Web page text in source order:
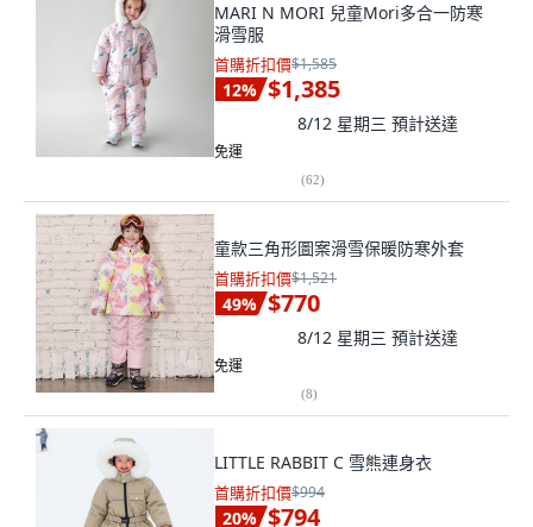
MARI N MORI 兒童Mori多合一防寒
滑雪服
首購折扣價$1,585
12% $1,385
8/12 星期三 預計送達
免運
(62)
童款三角形圖案滑雪保暖防寒外套
首購折扣價$1,521
49% $770
8/12 星期三 預計送達
免運
(8)
LITTLE RABBIT C 雪熊連身衣
首購折扣價$994
20% $794